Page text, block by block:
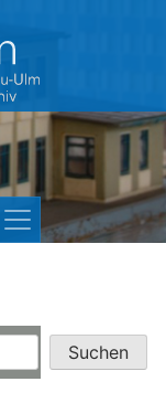
Suchen